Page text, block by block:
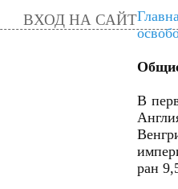
В
ран
ВХОД НА САЙТ